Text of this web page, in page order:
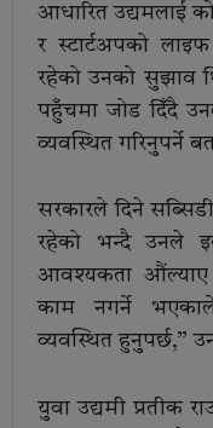
आधारित उद्यमलाई
र स्टार्टअपको
रहेको उनको सुझाव
पहुँचमा जोड दिँदै
व्यवस्थित गरिनुपर्ने
सरकारले दिने
रहेको भन्दै उनले
आवश्यकता
काम नगर्ने
व्यवस्थित हुनुपर्छ,”
युवा उद्यमी प्रतीक